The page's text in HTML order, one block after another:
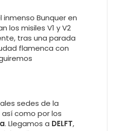
inmenso Bunquer en
los misiles V1 y V2
tras una parada
flamenca con
sedes de la
como por los
. Llegamos a DELFT,